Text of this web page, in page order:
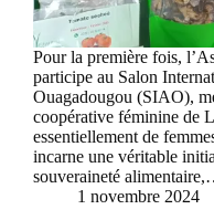
Pour la première fois,
participe au Salon
Ouagadougou (SIAO),
coopérative féminine de
essentiellement de
incarne une véritable
souveraineté
1 novembre 2024